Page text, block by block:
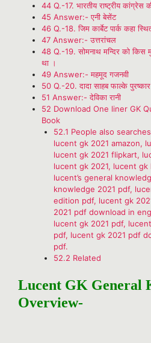
44 Q.-17. भारतीय राष्ट्रीय कांग्रेस
45 Answer:- एनी बेसेंट
46 Q.-18. जिम कार्बेट पार्क कहा
47 Answer:- उत्तरांचल
48 Q.-19. सोमनाथ मन्दिर को किस
था ।
49 Answer:- महमूद गजनवी
50 Q.-20. दादा साहब फाल्के
51 Answer:- देविका रानी
52 Download One liner GK
Book
52.1 People also
lucent gk 2021 amazon,
lucent gk 2021 flipkart,
lucent gk 2021, lucent
lucent’s general
knowledge 2021 pdf,
edition pdf, lucent gk
2021 pdf download in
lucent gk 2021 pdf,
pdf, lucent gk 2021 pdf
pdf.
52.2 Related
Lucent GK General
Overview-